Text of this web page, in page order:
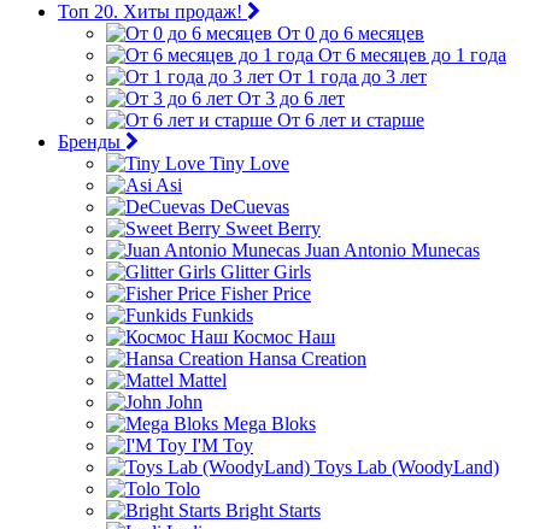
Топ 20. Хиты продаж!
От 0 до 6 месяцев
От 6 месяцев до 1 года
От 1 года до 3 лет
От 3 до 6 лет
От 6 лет и старше
Бренды
Tiny Love
Asi
DeCuevas
Sweet Berry
Juan Antonio Munecas
Glitter Girls
Fisher Price
Funkids
Космос Наш
Hansa Creation
Mattel
John
Mega Bloks
I'M Toy
Toys Lab (WoodyLand)
Tolo
Bright Starts